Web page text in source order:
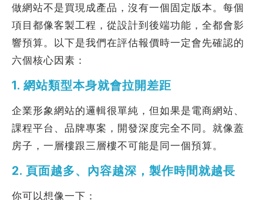
做網站不是買現成產品，沒有一個固定版本。每個
項目都像客製工程，從設計到後端功能，全都會影
響預算。以下是我們在評估報價時一定會先確認的
六個核心因素：
1. 網站類型本身就會拉開差距
企業形象網站的邏輯很單純，但如果是電商網站、
課程平台、品牌專案，開發深度完全不同。就像蓋
房子，一層樓跟三層樓不可能是同一個預算。
2. 頁面越多、內容越深，製作時間就越長
你可以想像一下：